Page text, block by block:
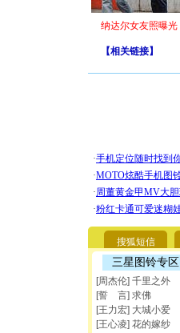
纳达尔女友照曝光
【相关链接】
搜狐短信
三星图铃专区
[周杰伦] 千里之外
[誓 言] 求佛
[王力宏] 大城小爱
[王心凌] 花的嫁纱